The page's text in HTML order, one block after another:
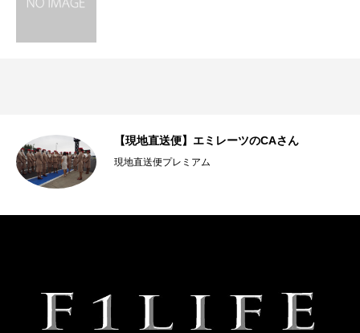
【現地直送便】エミレーツのCAさん
現地直送便プレミアム